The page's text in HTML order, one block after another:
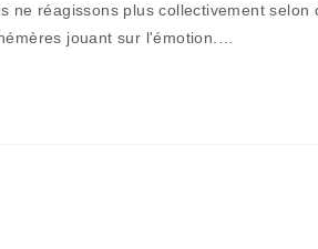
publication :
ne réagissons plus collectivement selon
jouant sur l'émotion.…